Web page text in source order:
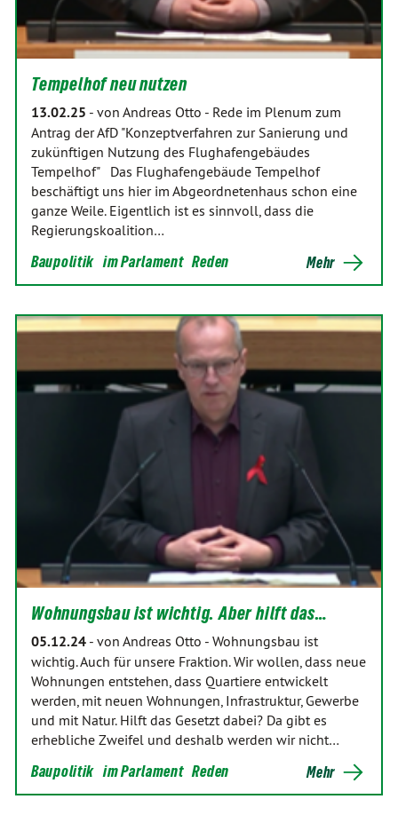
Tempelhof neu nutzen
13.02.25 - von Andreas Otto - Rede im Plenum zum
Antrag der AfD "Konzeptverfahren zur Sanierung und
zukünftigen Nutzung des Flughafengebäudes
Tempelhof" Das Flughafengebäude Tempelhof
beschäftigt uns hier im Abgeordnetenhaus schon eine
ganze Weile. Eigentlich ist es sinnvoll, dass die
Regierungskoalition…
Baupolitik im Parlament Reden Mehr
Wohnungsbau ist wichtig. Aber hilft das…
05.12.24 - von Andreas Otto - Wohnungsbau ist
wichtig. Auch für unsere Fraktion. Wir wollen, dass neue
Wohnungen entstehen, dass Quartiere entwickelt
werden, mit neuen Wohnungen, Infrastruktur, Gewerbe
und mit Natur. Hilft das Gesetzt dabei? Da gibt es
erhebliche Zweifel und deshalb werden wir nicht…
Baupolitik im Parlament Reden Mehr